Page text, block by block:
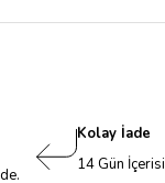
Kolay İade
14 Gün